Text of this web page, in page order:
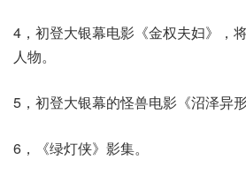
4，初登大银幕电影《金权夫妇》，
人物。
5，初登大银幕的怪兽电影《沼泽异形
6，《绿灯侠》影集。